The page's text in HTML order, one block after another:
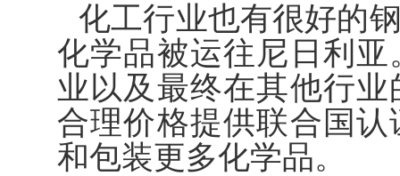
化工行业也有很好的
化学品被运往尼日利
业以及最终在其他行
合理价格提供联合国
和包装更多化学品。